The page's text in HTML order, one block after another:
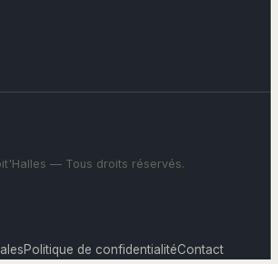
— Tous droits réservés.
Politique de confidentialitéContact